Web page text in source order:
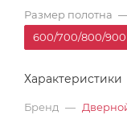
Размер полотна
600/700/800/
Характеристики
Бренд —